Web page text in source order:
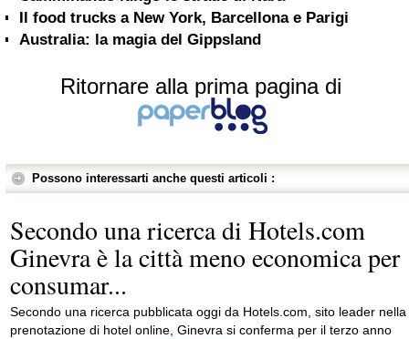
Il food trucks a New York, Barcellona e Parigi
Australia: la magia del Gippsland
Ritornare alla prima pagina di
Possono interessarti anche questi articoli :
Secondo una ricerca di Hotels.com
Ginevra è la città meno economica per
consumar...
Secondo una ricerca pubblicata oggi da Hotels.com, sito leader nella
prenotazione di hotel online, Ginevra si conferma per il terzo anno